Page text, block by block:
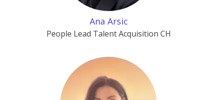
Ana Arsic
People Lead Talent Acquisition CH